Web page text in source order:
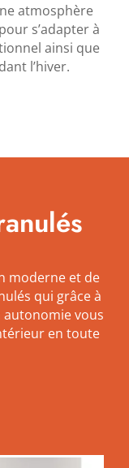
atmosphère
s’adapter à
ainsi que
l’hiver.
moderne et de
qui grâce à
vous
en toute